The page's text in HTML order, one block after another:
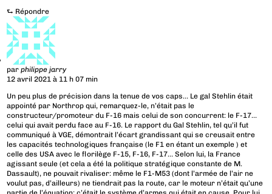
⮑ Répondre
parphilippe jarry
12 avril 2021 à 11 h 07 min
Un peu plus de précision dans la tenue de vos caps… Le gal Stehlin était
appointé par Northrop qui, remarquez-le, n’était pas le
constructeur/promoteur du F-16 mais celui de son concurrent: le F-17…
celui qui avait perdu face au F-16. Le rapport du Gal Stehlin, tel qu’il fut
communiqué à VGE, démontrait l’écart grandissant qui se creusait entre
les capacités technologiques française (le F1 en étant un exemple ) et
celle des USA avec le florilège F-15, F-16, F-17… Selon lui, la France
agissant seule (et cela a été la politique stratégique constante de M.
Dassault), ne pouvait rivaliser: même le F1-M53 (dont l’armée de l’air ne
voulut pas, d’ailleurs) ne tiendrait pas la route, car le moteur n’était qu’une